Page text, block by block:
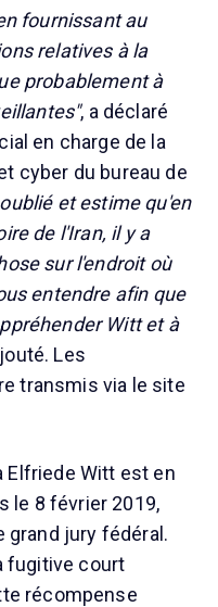
fournissant au
relatives à la
probablement à
, a déclaré
en charge de la
cyber du bureau de
et estime qu'en
de l'Iran, il y a
sur l'endroit où
entendre afin que
Witt et à
Les
transmis via le site
Elfriede Witt est en
le 8 février 2019,
grand jury fédéral.
fugitive court
récompense